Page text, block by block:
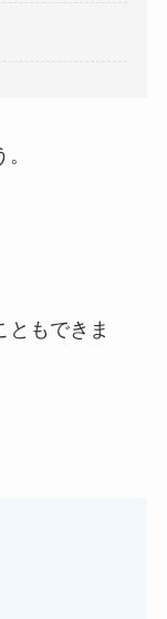
ともできま